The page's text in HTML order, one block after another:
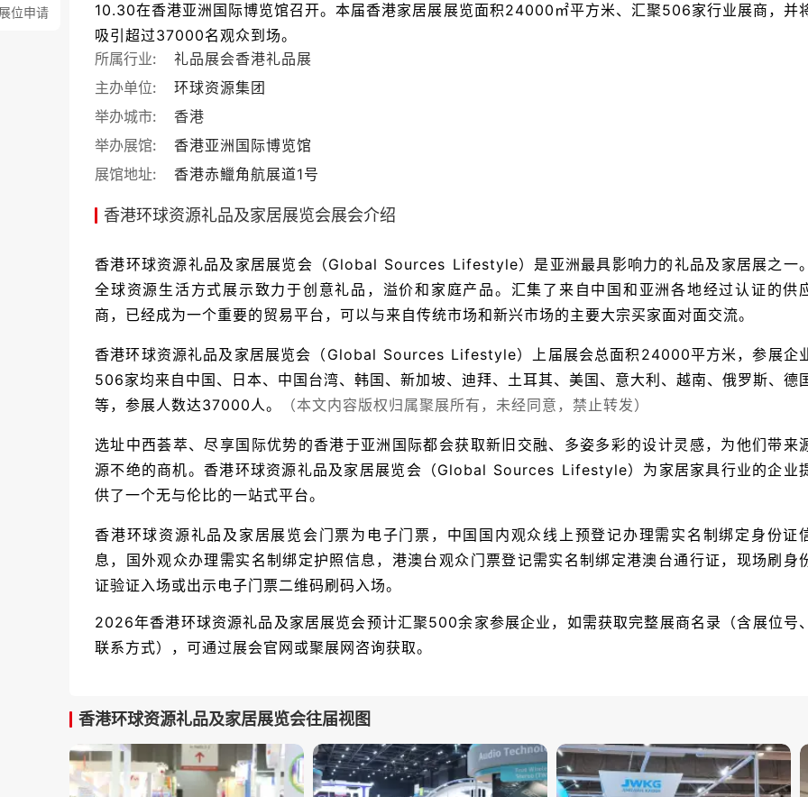
位申请
10.30在香港亚洲国际博览馆召开。本届香港家居展展览面积24000㎡平方米、汇聚506家行业展商，并
吸引超过37000名观众到场。
所属行业:
礼品展会香港礼品展
主办单位:
环球资源集团
举办城市:
香港
举办展馆:
香港亚洲国际博览馆
展馆地址:
香港赤鱲角航展道1号
香港环球资源礼品及家居展览会展会介绍
香港环球资源礼品及家居展览会（Global Sources Lifestyle）是亚洲最具影响力的礼品及家居展之一。
全球资源生活方式展示致力于创意礼品，溢价和家庭产品。汇集了来自中国和亚洲各地经过认证的供
商，已经成为一个重要的贸易平台，可以与来自传统市场和新兴市场的主要大宗买家面对面交流。
香港环球资源礼品及家居展览会（Global Sources Lifestyle）上届展会总面积24000平方米，参展企
506家均来自中国、日本、中国台湾、韩国、新加坡、迪拜、土耳其、美国、意大利、越南、俄罗斯、德
等，参展人数达37000人。
（本文内容版权归属聚展所有，未经同意，禁止转发）
选址中西荟萃、尽享国际优势的香港于亚洲国际都会获取新旧交融、多姿多彩的设计灵感，为他们带来
源不绝的商机。 香港环球资源礼品及家居展览会（Global Sources Lifestyle） 为家居家具行业的企业
供了一个无与伦比的一站式平台。
香港环球资源礼品及家居展览会门票为电子门票，中国国内观众线上预登记办理需实名制绑定身份证
息，国外观众办理需实名制绑定护照信息，港澳台观众门票登记需实名制绑定港澳台通行证，现场刷身
证验证入场或出示电子门票二维码刷码入场。
2026年香港环球资源礼品及家居展览会预计汇聚500余家参展企业，如需获取完整展商名录（含展位号、
联系方式），可通过展会官网或聚展网咨询获取。
香港环球资源礼品及家居展览会往届视图